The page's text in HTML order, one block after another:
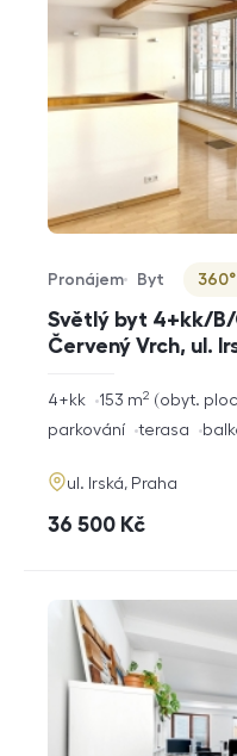
Světlý byt 4+kk/B/
Červený Vrch, ul.
Typ nabídky
Pronájem
Typ nemovitosti
Byt
Virtuální prohlídka
rozměry
4+kk obyt.
153 m2
funkce
parkování terasa
adresa
ul. Irská, Praha
cena
36 500 Kč